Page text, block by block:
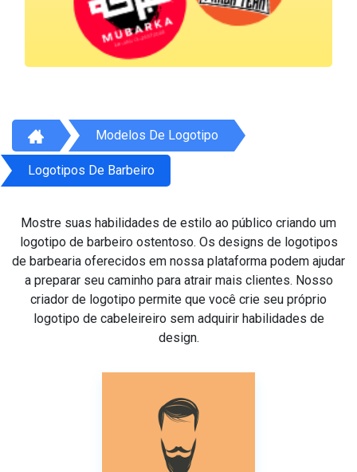
Modelos De Logotipo
Logotipos De Barbeiro
Mostre suas habilidades de estilo ao público criando um
logotipo de barbeiro ostentoso. Os designs de logotipos
de barbearia oferecidos em nossa plataforma podem ajudar
a preparar seu caminho para atrair mais clientes. Nosso
criador de logotipo permite que você crie seu próprio
logotipo de cabeleireiro sem adquirir habilidades de
design.